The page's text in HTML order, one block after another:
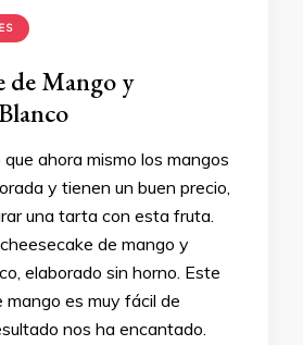
de Mango y
ahora mismo los mangos
y tienen un buen precio,
una tarta con esta fruta.
de mango y
elaborado sin horno. Este
mango es muy fácil de
nos ha encantado.